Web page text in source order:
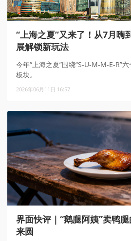
“上海之夏”又来了！从7月嗨
展解锁新玩法
今年“上海之夏”围绕“S-U-M-M-E-R”
板块。
2026年06月11日 16:57
界面快评｜“鹅腿阿姨”卖鸭
来圆